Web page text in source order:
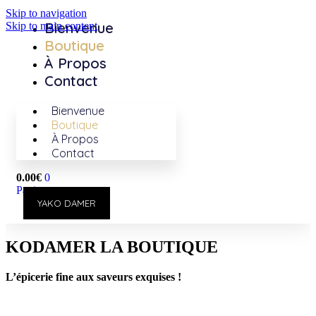
Skip to navigation
Skip to main content
Bienvenue
Boutique
À Propos
Contact
Bienvenue
Boutique
À Propos
Contact
0.00€ 0
Panier
YAKO DAMER
KODAMER LA BOUTIQUE
L’épicerie fine aux saveurs exquises !